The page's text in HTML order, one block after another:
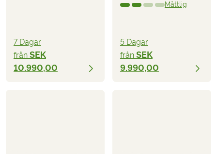
7 Dagar
från SEK
10.990,00
Måttlig
5 Dagar
från SEK
9.990,00